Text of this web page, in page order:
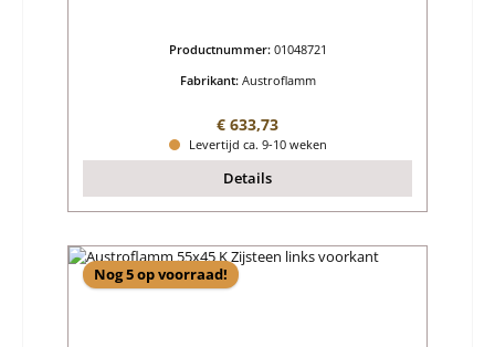
Productnummer: 01048721
Fabrikant: Austroflamm
Normale prijs:
€ 633,73
Levertijd ca. 9-10 weken
Details
Nog 5 op voorraad!